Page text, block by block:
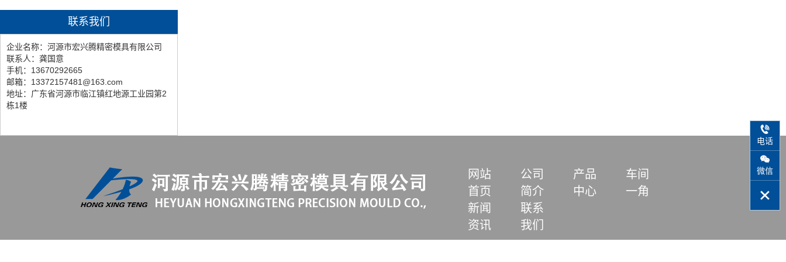
联系我们
企业名称：河源市宏兴腾精密模具有限公司
联系人：龚国意
手机：13670292665
邮箱：13372157481@163.com
地址：广东省河源市临江镇红地源工业园第2
栋1楼
网站
首页
公司
简介
产品
中心
车间
一角
新闻
资讯
联系
我们
电话
微信